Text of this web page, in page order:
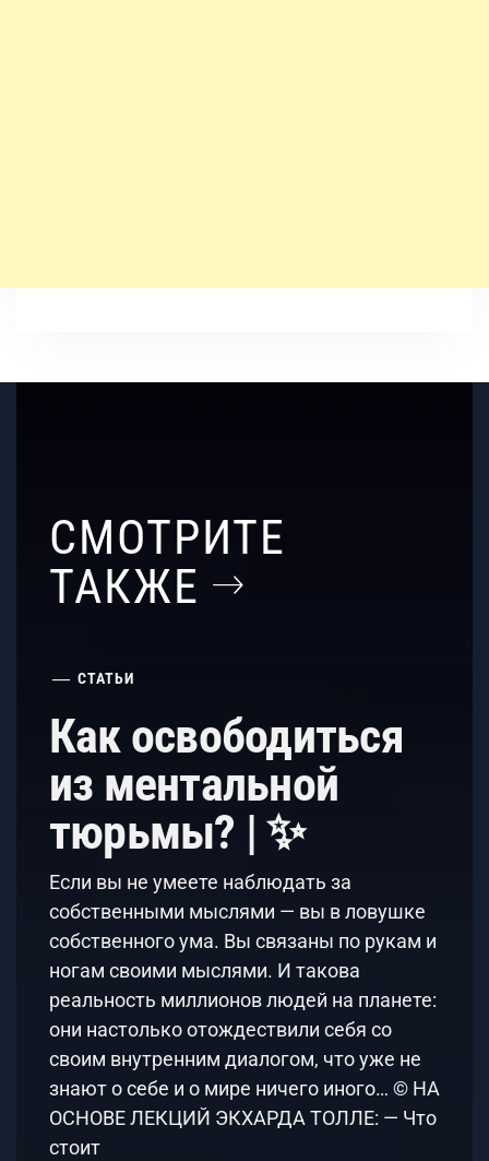
СМОТРИТЕ
ТАКЖЕ
СТАТЬИ
Как освободиться
из ментальной
тюрьмы? | ✨
Если вы не умеете наблюдать за
собственными мыслями — вы в ловушке
собственного ума. Вы связаны по рукам и
ногам своими мыслями. И такова
реальность миллионов людей на планете:
они настолько отождествили себя со
своим внутренним диалогом, что уже не
знают о себе и о мире ничего иного… © НА
ОСНОВЕ ЛЕКЦИЙ ЭКХАРДА ТОЛЛЕ: — Что
стоит